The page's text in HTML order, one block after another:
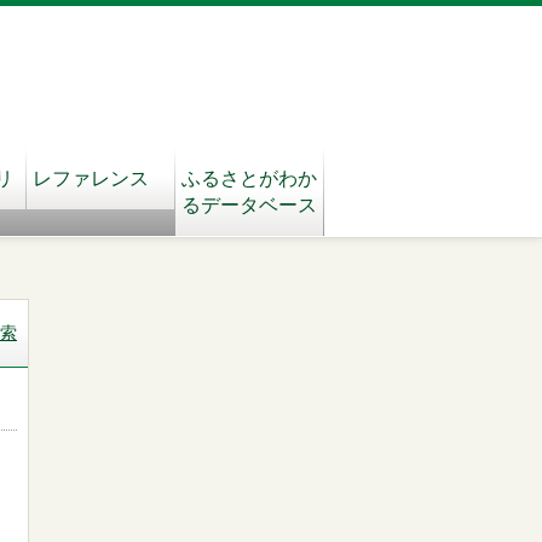
レファレンス
ふるさとがわか
るデータベース